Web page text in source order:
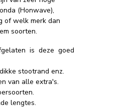
(Honwave),
of welk merk dan
soorten.
is deze goed
stootrand enz.
van alle extra's.
lengtes.